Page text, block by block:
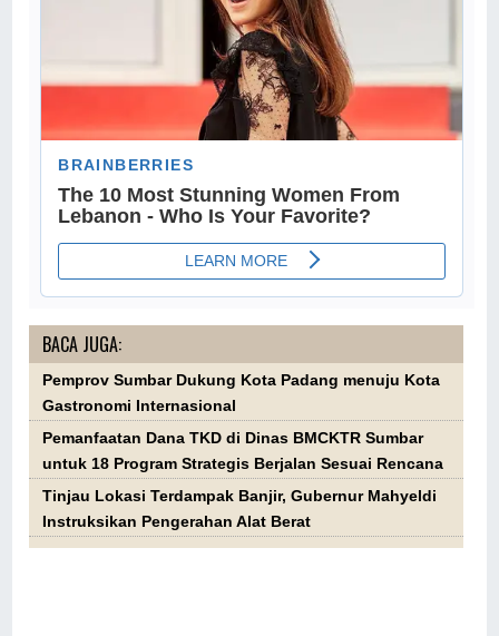
BACA JUGA:
Pemprov Sumbar Dukung Kota Padang menuju Kota
Gastronomi Internasional
Pemanfaatan Dana TKD di Dinas BMCKTR Sumbar
untuk 18 Program Strategis Berjalan Sesuai Rencana
Tinjau Lokasi Terdampak Banjir, Gubernur Mahyeldi
Instruksikan Pengerahan Alat Berat